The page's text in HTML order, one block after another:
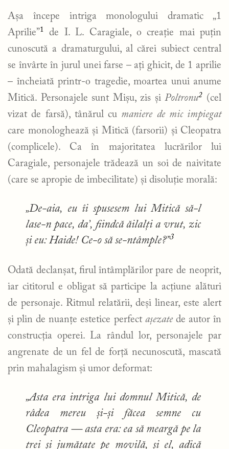
Așa începe intriga monologului dramatic „1
Aprilie”1
de I. L. Caragiale, o creație mai puțin
cunoscută a dramaturgului, al cărei subiect central
se învârte în jurul unei farse – ați ghicit, de 1 aprilie
– încheiată printr-o tragedie, moartea unui anume
Mitică. Personajele sunt Mișu, zis șiPoltronu2 (cel
vizat de farsă), tânărul cu maniere de mic impiegat
care monologhează și Mitică (farsorii) și Cleopatra
(complicele). Ca în majoritatea lucrărilor lui
Caragiale, personajele trădează un soi de naivitate
(care se apropie de imbecilitate) și disoluție morală:
„De-aia, eu îi spusesem lui Mitică să-l
lase-n pace, da’, fiindcă ăilalți a vrut, zic
și eu: Haide! Ce-o să se-ntâmple?”3
Odată declanșat, firul întâmplărilor pare de neoprit,
iar cititorul e obligat să participe la acțiune alături
de personaje. Ritmul relatării, deși linear, este alert
și plin de nuanțe estetice perfect așezate de autor în
construcția operei. La rândul lor, personajele par
angrenate de un fel de forță necunoscută, mascată
prin mahalagism și umor deformat:
„Asta era intriga lui domnul Mitică, de
râdea mereu și-și făcea semne cu
Cleopatra — asta era: ea să meargă pe la
trei și jumătate pe movilă, și el, adică